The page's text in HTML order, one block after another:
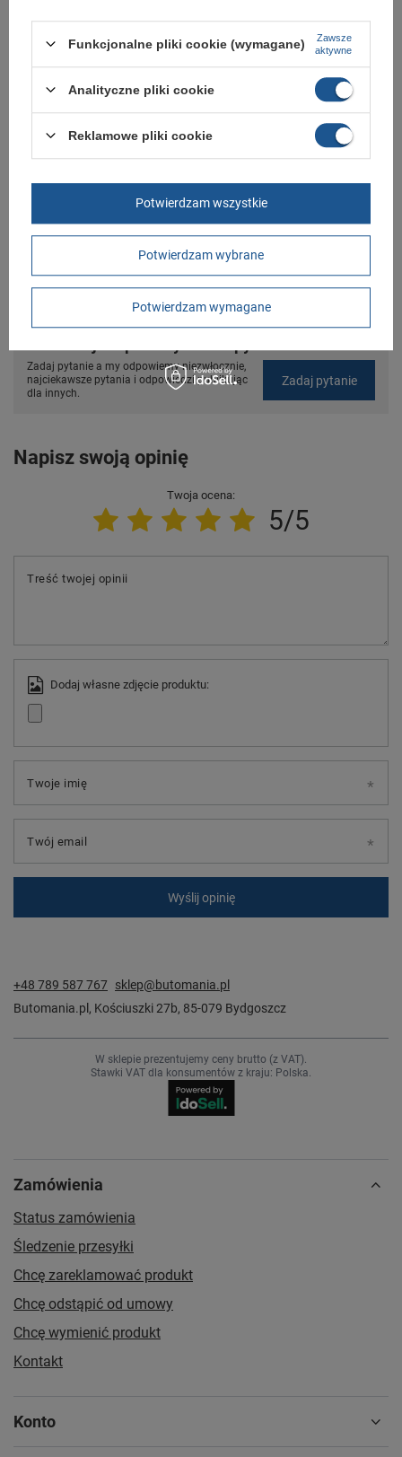
Marka New Balance
Symbol
Gwarancja Gwarancja
GWARANCJA
2 lata
rękojmia wyłączona dla przedsiębiorców
Adres do reklamacji
Butomania.pl
Kościuszki 27b
85-079 Bydgoszcz
Polska
Zadaj pytanie a my odpowiemy niezwłocznie,
najciekawsze pytania i odpowiedzi publikując
dla innych.
Zadaj pytanie
Napisz swoją opinię
Twoja ocena:
5/5
Treść twojej opinii
Dodaj własne zdjęcie produktu:
Twoje imię
Twój email
Wyślij opinię
+48 789 587 767 sklep@butomania.pl
Butomania.pl , Kościuszki 27b, 85-079 Bydgoszcz
W sklepie prezentujemy ceny brutto (z VAT).
Stawki VAT dla konsumentów z kraju: Polska.
Zamówienia
Status zamówienia
Śledzenie przesyłki
Chcę zareklamować produkt
Chcę odstąpić od umowy
Chcę wymienić produkt
Kontakt
Konto
Funkcjonalne pliki cookie (wymagane)
Zawsze
aktywne
Analityczne pliki cookie
Reklamowe pliki cookie
Potwierdzam wybrane
Potwierdzam wymagane
Potwierdzam wszystkie